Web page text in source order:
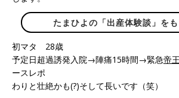
たまひよの「出産体験談」を
初マタ 28歳
予定日超過誘発入院→陣痛15時間→緊急帝
ースレポ
わりと壮絶かも(?)そして長いです（笑）